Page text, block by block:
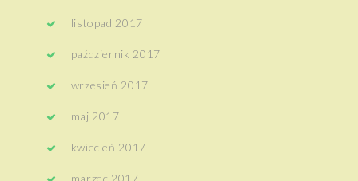
listopad 2017
październik 2017
wrzesień 2017
maj 2017
kwiecień 2017
marzec 2017